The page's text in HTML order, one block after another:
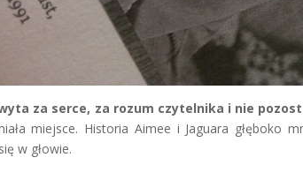
za serce, za rozum czytelnika i nie
miejsce. Historia Aimee i Jaguara głęboko
w głowie.